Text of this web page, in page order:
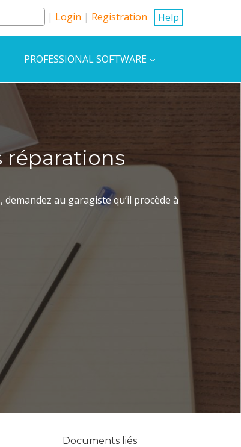
Login Registration Help
PROFESSIONAL SOFTWARE
réparations
au garagiste qu’il procède à
Documents liés